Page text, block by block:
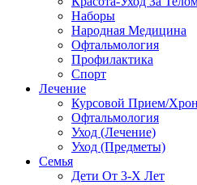
Наборы
Народная Медицина
Офтальмология
Профилактика
Спорт
Лечение
Курсовой Прием/
Офтальмология
Уход (Лечение)
Уход (Предметы)
Семья
Дети От 3-Х Лет